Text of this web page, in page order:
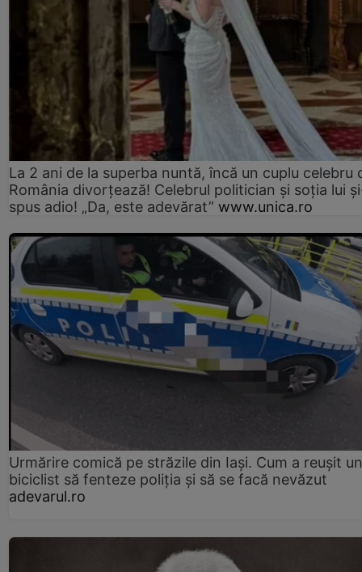
La 2 ani de la superba nuntă, încă un cuplu celebru
România divorțează! Celebrul politician și soția lui
spus adio! „Da, este adevărat” www.unica.ro
Urmărire comică pe străzile din Iași. Cum a reușit un
biciclist să fenteze poliția și să se facă nevăzut
adevarul.ro